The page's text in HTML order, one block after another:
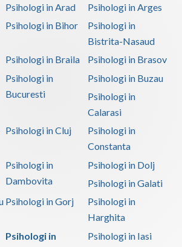
Psihologi in Arad
Psihologi in Arges
Psihologi in Bihor
Psihologi in
Bistrita-Nasaud
Psihologi in Braila
Psihologi in Brasov
Psihologi in
Bucuresti
Psihologi in Buzau
Psihologi in
Calarasi
Psihologi in Cluj
Psihologi in
Constanta
Psihologi in
Dambovita
Psihologi in Dolj
Psihologi in Galati
Psihologi in Gorj
Psihologi in
Harghita
Psihologi in
Psihologi in Iasi